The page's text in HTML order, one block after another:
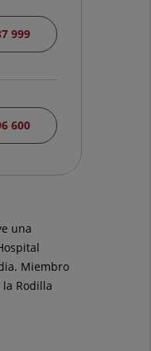
999
600
una
Miembro
la Rodilla